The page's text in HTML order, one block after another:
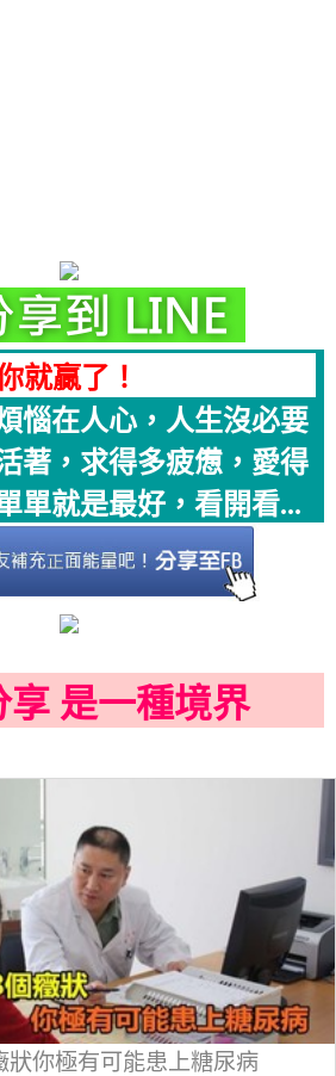
就贏了！
惱在人心，人生沒必要
著，求得多疲憊，愛得
單就是最好，看開看...
享 是一種境界
狀你極有可能患上糖尿病